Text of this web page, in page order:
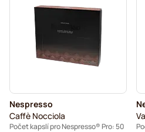
Odvápnění a údržba pro
Kapsle pro Nespresso® Pro
Gimoka kapsle pro Nespresso® Pro
Kaffekapslen pro Nespresso®
Nespresso
Caffè Nocciola
Počet kapslí pro Nespresso® Pro: 50